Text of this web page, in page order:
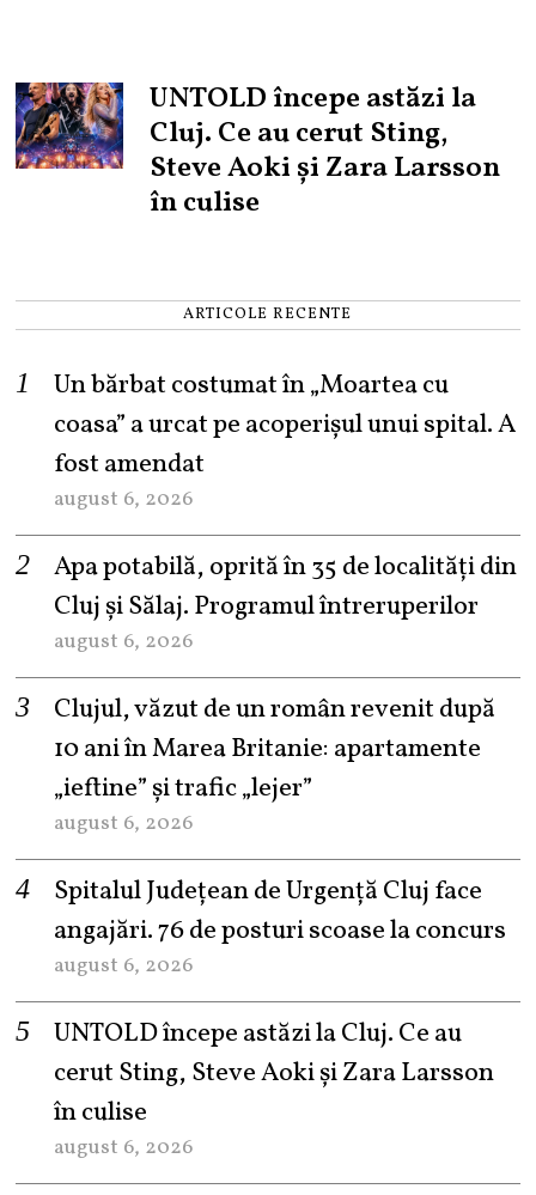
UNTOLD începe astăzi la
Cluj. Ce au cerut Sting,
Steve Aoki și Zara Larsson
în culise
ARTICOLE RECENTE
Un bărbat costumat în „Moartea cu
coasa” a urcat pe acoperișul unui spital. A
fost amendat
august 6, 2026
Apa potabilă, oprită în 35 de localități din
Cluj și Sălaj. Programul întreruperilor
august 6, 2026
Clujul, văzut de un român revenit după
10 ani în Marea Britanie: apartamente
„ieftine” și trafic „lejer”
august 6, 2026
Spitalul Județean de Urgență Cluj face
angajări. 76 de posturi scoase la concurs
august 6, 2026
UNTOLD începe astăzi la Cluj. Ce au
cerut Sting, Steve Aoki și Zara Larsson
în culise
august 6, 2026